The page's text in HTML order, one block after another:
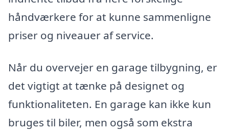
håndværkere for at kunne sammenligne
priser og niveauer af service.
Når du overvejer en garage tilbygning, er
det vigtigt at tænke på designet og
funktionaliteten. En garage kan ikke kun
bruges til biler, men også som ekstra